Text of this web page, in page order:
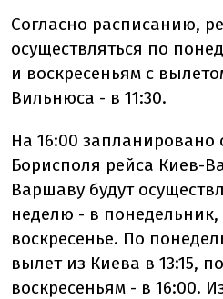
Согласно расписанию,
осуществляться по
и воскресеньям с
Вильнюса - в 11:30.
На 16:00 запланировано
Борисполя рейса Киев-
Варшаву будут
неделю - в понедельник,
воскресенье. По
вылет из Киева в 13:15,
воскресеньям - в 16:00.